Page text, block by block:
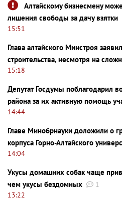
Алтайскому бизнесмену
лишения свободы за дачу взятки
15:51
Глава алтайского Минстроя
строительства, несмотря на
15:18
Депутат Госдумы поблагодарил
района за их активную помощь
14:44
Главе Минобрнауки доложили о
корпуса Горно-Алтайского
14:04
Укусы домашних собак чаще
чем укусы бездомных
1
13:22